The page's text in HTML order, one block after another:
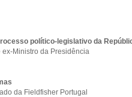
político-legislativo da
ex-Ministro da Presidência
da Fieldfisher Portugal